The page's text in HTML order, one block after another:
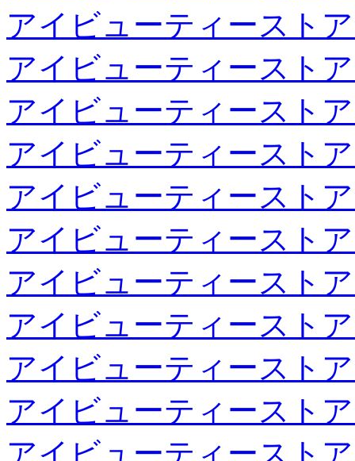
アイビューティースト
アイビューティースト
アイビューティースト
アイビューティースト
アイビューティースト
アイビューティースト
アイビューティースト
アイビューティースト
アイビューティースト
アイビューティースト
アイビューティースト